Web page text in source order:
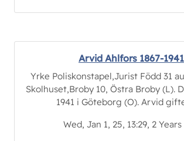
Arvid Ahlfors 1867-1941
Yrke Poliskonstapel,Jurist Född 31
Skolhuset,Broby 10, Östra Broby (L).
1941 i Göteborg (O). Arvid
Wed, Jan 1, 25, 13:29, 2